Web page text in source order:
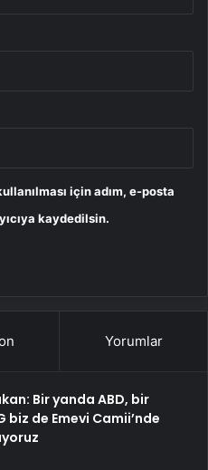
için adım, e-posta
kaydedilsin.
Yorumlar
Bir yanda ABD, bir
biz de Emevi Camii’nde